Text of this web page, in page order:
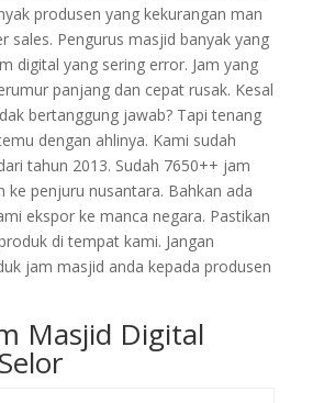
produsen yang kekurangan man
sales. Pengurus masjid banyak yang
digital yang sering error. Jam yang
panjang dan cepat rusak. Kesal
bertanggung jawab? Tapi tenang
dengan ahlinya. Kami sudah
tahun 2013. Sudah 7650++ jam
ke penjuru nusantara. Bahkan ada
ekspor ke manca negara. Pastikan
di tempat kami. Jangan
jam masjid anda kepada produsen
Masjid Digital